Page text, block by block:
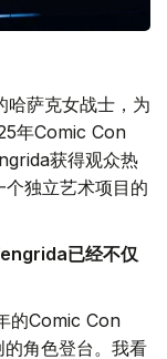
哈萨克女战士，为
年Comic Con
获得观众热
独立艺术项目的
已经不仅
的Comic Con
角色登台。我看